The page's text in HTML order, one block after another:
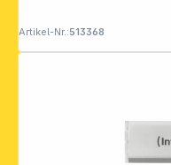
Artikel-Nr.:513368